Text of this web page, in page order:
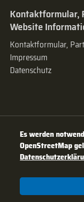
Kontaktformular,
Website
Kontaktformular,
Impressum
Datenschutz
Es werden
OpenStreetMap